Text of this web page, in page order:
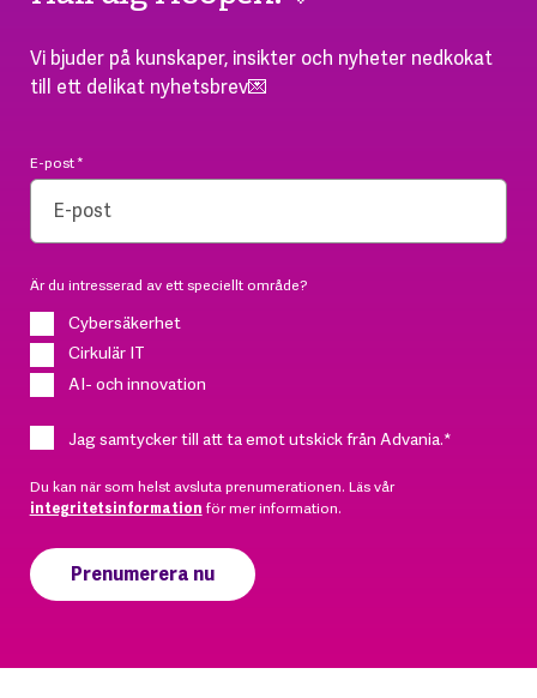
Vi bjuder på kunskaper, insikter och nyheter nedkokat
till ett delikat nyhetsbrev💌
E-post*
Är du intresserad av ett speciellt område?
Cybersäkerhet
Cirkulär IT
AI- och innovation
Jag samtycker till att ta emot utskick från Advania.*
Du kan när som helst avsluta prenumerationen. Läs vår
integritetsinformation för mer information.